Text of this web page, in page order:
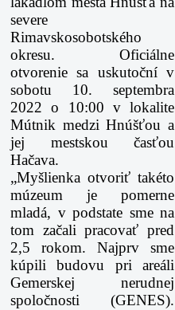
severe
Rimavskosobotského
okresu. Oficiálne
otvorenie sa uskutoční v
sobotu 10. septembra
2022 o 10:00 v lokalite
Mútnik medzi Hnúšťou a
jej mestskou časťou
Hačava.
„Myšlienka otvoriť takéto
múzeum je pomerne
mladá, v podstate sme na
tom začali pracovať pred
2,5 rokom. Najprv sme
kúpili budovu pri areáli
Gemerskej nerudnej
spoločnosti (GENES).